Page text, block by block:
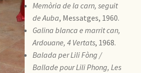
Memòria de la carn, seguit
de Auba, Messatges, 1960.
Galina blanca e marrit can,
Ardouane, 4 Vertats, 1968.
Balada per Lili Fòng /
Ballade pour Lili Phong, Les